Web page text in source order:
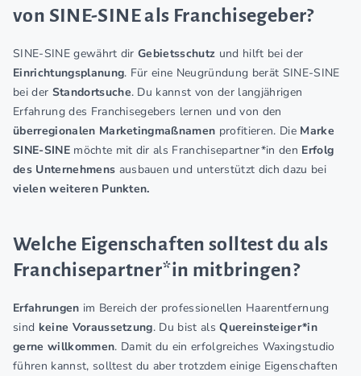
von SINE-SINE als Franchisegeber?
SINE-SINE gewährt dirGebietsschutz und hilft bei der
Einrichtungsplanung. Für eine Neugründung berät SINE-SINE
bei der Standortsuche. Du kannst von der langjährigen
Erfahrung des Franchisegebers lernen und von den
überregionalen Marketingmaßnamen profitieren. Die Marke
SINE-SINEmöchte mit dir als Franchisepartner*in den Erfolg
des Unternehmens ausbauen und unterstützt dich dazu bei
vielen weiteren Punkten.
Welche Eigenschaften solltest du als
Franchisepartner*in mitbringen?
Erfahrungen im Bereich der professionellen Haarentfernung
sind keine Voraussetzung. Du bist alsQuereinsteiger*in
gerne willkommen. Damit du ein erfolgreiches Waxingstudio
führen kannst, solltest du aber trotzdem einige Eigenschaften